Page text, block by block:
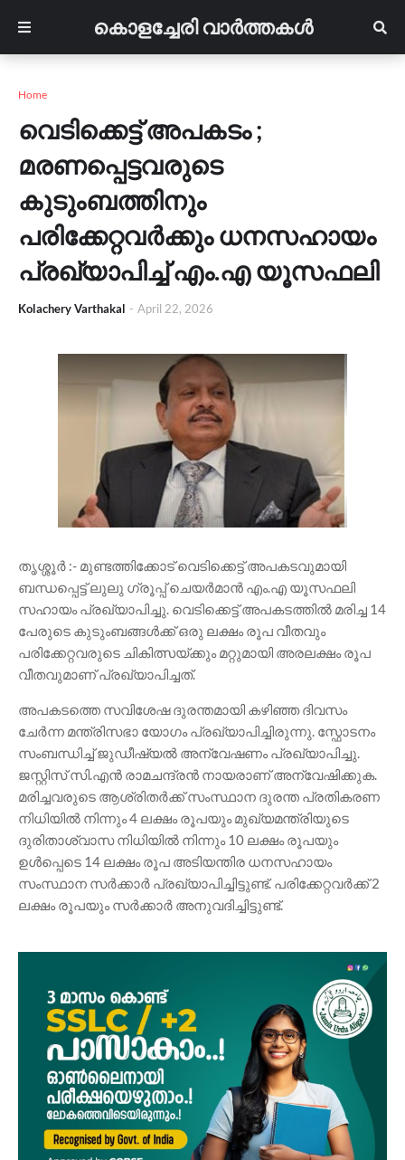
കൊളച്ചേരി വാർത്തകൾ
Home
വെടിക്കെട്ട് അപകടം ;
മരണപ്പെട്ടവരുടെ
കുടുംബത്തിനും
പരിക്കേറ്റവർക്കും ധനസഹായം
പ്രഖ്യാപിച്ച് എം.എ യൂസഫലി
Kolachery Varthakal - April 22, 2026
തൃശ്ശൂർ :- മുണ്ടത്തിക്കോട് വെടിക്കെട്ട് അപകടവുമായി
ബന്ധപ്പെട്ട് ലുലു ഗ്രൂപ്പ് ചെയർമാൻ എം.എ യൂസഫലി
സഹായം പ്രഖ്യാപിച്ചു. വെടിക്കെട്ട് അപകടത്തിൽ മരിച്ച 14
പേരുടെ കുടുംബങ്ങൾക്ക് ഒരു ലക്ഷം രൂപ വീതവും
പരിക്കേറ്റവരുടെ ചികിത്സയ്ക്കും മറ്റുമായി അരലക്ഷം രൂപ
വീതവുമാണ് പ്രഖ്യാപിച്ചത്.
അപകടത്തെ സവിശേഷ ദുരന്തമായി കഴിഞ്ഞ ദിവസം
ചേർന്ന മന്ത്രിസഭാ യോഗം പ്രഖ്യാപിച്ചിരുന്നു. സ്ഫോടനം
സംബന്ധിച്ച് ജുഡീഷ്യൽ അന്വേഷണം പ്രഖ്യാപിച്ചു.
ജസ്റ്റിസ് സി.എൻ രാമചന്ദ്രൻ നായരാണ് അന്വേഷിക്കുക.
മരിച്ചവരുടെ ആശ്രിതർക്ക് സംസ്ഥാന ദുരന്ത പ്രതികരണ
നിധിയിൽ നിന്നും 4 ലക്ഷം രൂപയും മുഖ്യമന്ത്രിയുടെ
ദുരിതാശ്വാസ നിധിയിൽ നിന്നും 10 ലക്ഷം രൂപയും
ഉൾപ്പെടെ 14 ലക്ഷം രൂപ അടിയന്തിര ധനസഹായം
സംസ്ഥാന സർക്കാർ പ്രഖ്യാപിച്ചിട്ടുണ്ട്. പരിക്കേറ്റവർക്ക് 2
ലക്ഷം രൂപയും സർക്കാർ അനുവദിച്ചിട്ടുണ്ട്.